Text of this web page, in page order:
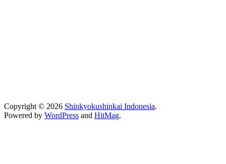
Copyright © 2026 Shinkyokushinkai Indonesia.
Powered by WordPress and HitMag.